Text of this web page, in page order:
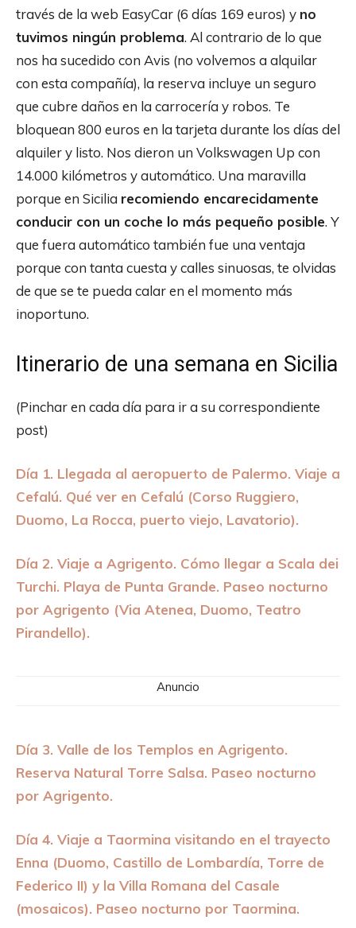
través de la web EasyCar (6 días 169 euros) y no
tuvimos ningún problema. Al contrario de lo que
nos ha sucedido con Avis (no volvemos a alquilar
con esta compañía), la reserva incluye un seguro
que cubre daños en la carrocería y robos. Te
bloquean 800 euros en la tarjeta durante los días del
alquiler y listo. Nos dieron un Volkswagen Up con
14.000 kilómetros y automático. Una maravilla
porque en Sicilia recomiendo encarecidamente
conducir con un coche lo más pequeño posible. Y
que fuera automático también fue una ventaja
porque con tanta cuesta y calles sinuosas, te olvidas
de que se te pueda calar en el momento más
inoportuno.
Itinerario de una semana en Sicilia
(Pinchar en cada día para ir a su correspondiente
post)
Día 1. Llegada al aeropuerto de Palermo. Viaje a
Cefalú. Qué ver en Cefalú (Corso Ruggiero,
Duomo, La Rocca, puerto viejo, Lavatorio).
Día 2. Viaje a Agrigento. Cómo llegar a Scala dei
Turchi. Playa de Punta Grande. Paseo nocturno
por Agrigento (Via Atenea, Duomo, Teatro
Pirandello).
Anuncio
Día 3. Valle de los Templos en Agrigento.
Reserva Natural Torre Salsa. Paseo nocturno
por Agrigento.
Día 4. Viaje a Taormina visitando en el trayecto
Enna (Duomo, Castillo de Lombardía, Torre de
Federico II) y la Villa Romana del Casale
(mosaicos). Paseo nocturno por Taormina.